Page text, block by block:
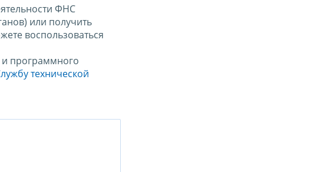
ФНС
или получить
воспользоваться
программного
технической